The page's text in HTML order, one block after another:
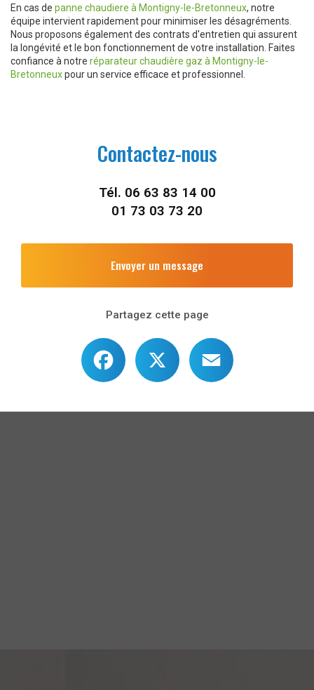
En cas de panne chaudiere à Montigny-le-Bretonneux, notre
équipe intervient rapidement pour minimiser les désagréments.
Nous proposons également des contrats d'entretien qui assurent
la longévité et le bon fonctionnement de votre installation. Faites
confiance à notre réparateur chaudière gaz à Montigny-le-
Bretonneuxpour un service efficace et professionnel.
Contactez-nous
Tél. 06 63 83 14 00
01 73 03 73 20
Envoyer un message
Partagez cette page
Facebook